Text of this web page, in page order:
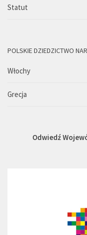
Statut
POLSKIE DZIEDZICTWO
Włochy
Grecja
Odwiedź